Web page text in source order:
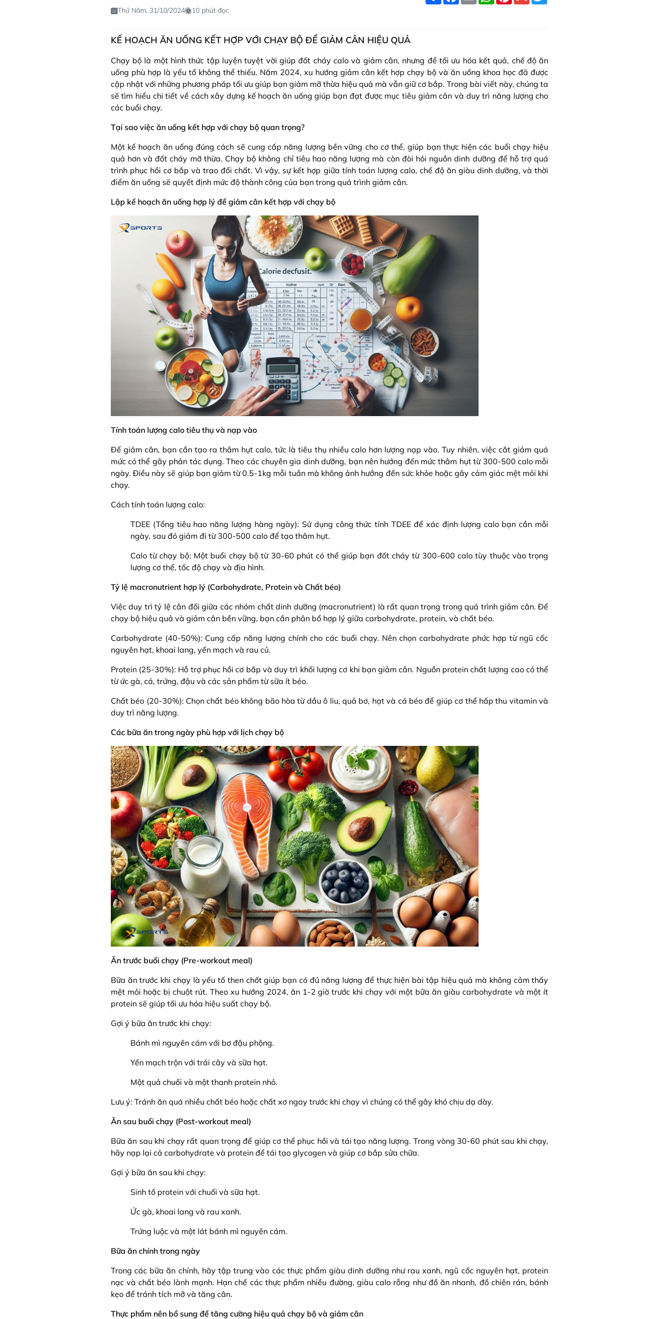
Thứ Năm, 31/10/2024 10 phút đọc
KẾ HOẠCH ĂN UỐNG KẾT HỢP VỚI CHẠY BỘ ĐỂ GIẢM CÂN HIỆU QUẢ
Chạy bộ là một hình thức tập luyện tuyệt vời giúp đốt cháy calo và giảm cân, nhưng để tối ưu hóa kết quả, chế độ ăn
uống phù hợp là yếu tố không thể thiếu. Năm 2024, xu hướng giảm cân kết hợp chạy bộ và ăn uống khoa học đã được
cập nhật với những phương pháp tối ưu giúp bạn giảm mỡ thừa hiệu quả mà vẫn giữ cơ bắp. Trong bài viết này, chúng ta
sẽ tìm hiểu chi tiết về cách xây dựng kế hoạch ăn uống giúp bạn đạt được mục tiêu giảm cân và duy trì năng lượng cho
các buổi chạy.
Tại sao việc ăn uống kết hợp với chạy bộ quan trọng?
Một kế hoạch ăn uống đúng cách sẽ cung cấp năng lượng bền vững cho cơ thể, giúp bạn thực hiện các buổi chạy hiệu
quả hơn và đốt cháy mỡ thừa. Chạy bộ không chỉ tiêu hao năng lượng mà còn đòi hỏi nguồn dinh dưỡng để hỗ trợ quá
trình phục hồi cơ bắp và trao đổi chất. Vì vậy, sự kết hợp giữa tính toán lượng calo, chế độ ăn giàu dinh dưỡng, và thời
điểm ăn uống sẽ quyết định mức độ thành công của bạn trong quá trình giảm cân.
Lập kế hoạch ăn uống hợp lý để giảm cân kết hợp với chạy bộ
Tính toán lượng calo tiêu thụ và nạp vào
Để giảm cân, bạn cần tạo ra thâm hụt calo, tức là tiêu thụ nhiều calo hơn lượng nạp vào. Tuy nhiên, việc cắt giảm quá
mức có thể gây phản tác dụng. Theo các chuyên gia dinh dưỡng, bạn nên hướng đến mức thâm hụt từ 300-500 calo mỗi
ngày. Điều này sẽ giúp bạn giảm từ 0.5-1kg mỗi tuần mà không ảnh hưởng đến sức khỏe hoặc gây cảm giác mệt mỏi khi
chạy.
Cách tính toán lượng calo:
TDEE (Tổng tiêu hao năng lượng hàng ngày): Sử dụng công thức tính TDEE để xác định lượng calo bạn cần mỗi
ngày, sau đó giảm đi từ 300-500 calo để tạo thâm hụt.
Calo từ chạy bộ: Một buổi chạy bộ từ 30-60 phút có thể giúp bạn đốt cháy từ 300-600 calo tùy thuộc vào trọng
lượng cơ thể, tốc độ chạy và địa hình.
Tỷ lệ macronutrient hợp lý (Carbohydrate, Protein và Chất béo)
Việc duy trì tỷ lệ cân đối giữa các nhóm chất dinh dưỡng (macronutrient) là rất quan trọng trong quá trình giảm cân. Để
chạy bộ hiệu quả và giảm cân bền vững, bạn cần phân bổ hợp lý giữa carbohydrate, protein, và chất béo.
Carbohydrate (40-50%): Cung cấp năng lượng chính cho các buổi chạy. Nên chọn carbohydrate phức hợp từ ngũ cốc
nguyên hạt, khoai lang, yến mạch và rau củ.
Protein (25-30%): Hỗ trợ phục hồi cơ bắp và duy trì khối lượng cơ khi bạn giảm cân. Nguồn protein chất lượng cao có thể
từ ức gà, cá, trứng, đậu và các sản phẩm từ sữa ít béo.
Chất béo (20-30%): Chọn chất béo không bão hòa từ dầu ô liu, quả bơ, hạt và cá béo để giúp cơ thể hấp thu vitamin và
duy trì năng lượng.
Các bữa ăn trong ngày phù hợp với lịch chạy bộ
Ăn trước buổi chạy (Pre-workout meal)
Bữa ăn trước khi chạy là yếu tố then chốt giúp bạn có đủ năng lượng để thực hiện bài tập hiệu quả mà không cảm thấy
mệt mỏi hoặc bị chuột rút. Theo xu hướng 2024, ăn 1-2 giờ trước khi chạy với một bữa ăn giàu carbohydrate và một ít
protein sẽ giúp tối ưu hóa hiệu suất chạy bộ.
Gợi ý bữa ăn trước khi chạy:
Bánh mì nguyên cám với bơ đậu phộng.
Yến mạch trộn với trái cây và sữa hạt.
Một quả chuối và một thanh protein nhỏ.
Lưu ý: Tránh ăn quá nhiều chất béo hoặc chất xơ ngay trước khi chạy vì chúng có thể gây khó chịu dạ dày.
Ăn sau buổi chạy (Post-workout meal)
Bữa ăn sau khi chạy rất quan trọng để giúp cơ thể phục hồi và tái tạo năng lượng. Trong vòng 30-60 phút sau khi chạy,
hãy nạp lại cả carbohydrate và protein để tái tạo glycogen và giúp cơ bắp sửa chữa.
Gợi ý bữa ăn sau khi chạy:
Sinh tố protein với chuối và sữa hạt.
Ức gà, khoai lang và rau xanh.
Trứng luộc và một lát bánh mì nguyên cám.
Bữa ăn chính trong ngày
Trong các bữa ăn chính, hãy tập trung vào các thực phẩm giàu dinh dưỡng như rau xanh, ngũ cốc nguyên hạt, protein
nạc và chất béo lành mạnh. Hạn chế các thực phẩm nhiều đường, giàu calo rỗng như đồ ăn nhanh, đồ chiên rán, bánh
kẹo để tránh tích mỡ và tăng cân.
Thực phẩm nên bổ sung để tăng cường hiệu quả chạy bộ và giảm cân